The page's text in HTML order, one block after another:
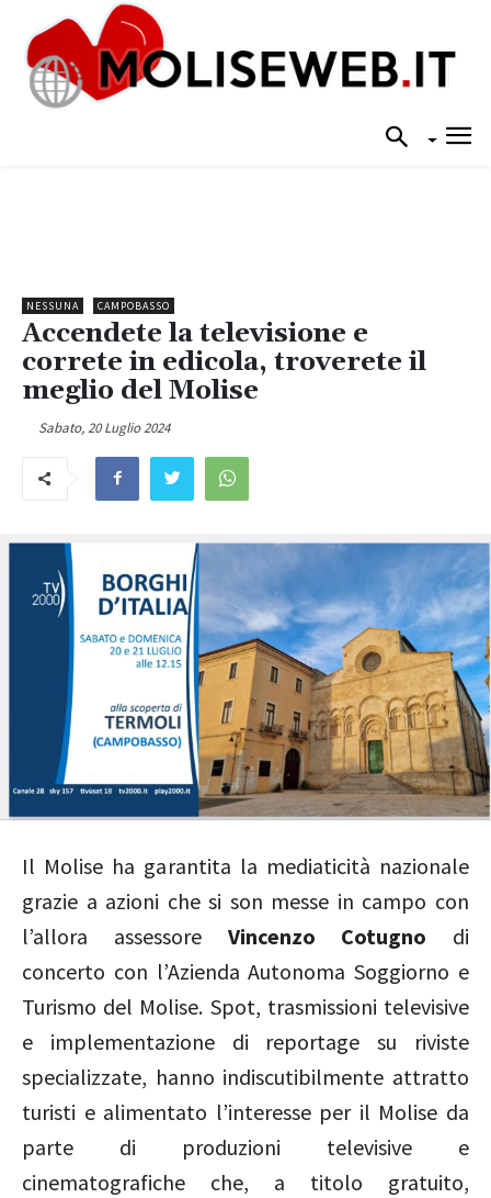
NESSUNA CAMPOBASSO
Accendete la televisione e
correte in edicola, troverete il
meglio del Molise
Sabato, 20 Luglio 2024
Il Molise ha garantita la mediaticità nazionale
grazie a azioni che si son messe in campo con
l’allora assessore Vincenzo Cotugno di
concerto con l’Azienda Autonoma Soggiorno e
Turismo del Molise. Spot, trasmissioni televisive
e implementazione di reportage su riviste
specializzate, hanno indiscutibilmente attratto
turisti e alimentato l’interesse per il Molise da
parte di produzioni televisive e
cinematografiche che, a titolo gratuito,